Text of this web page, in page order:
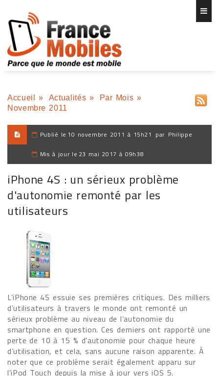
Accueil » Actualités » Par Mois »
Novembre 2011
Publié le 10 novembre 2011 à 15h21 par Philippe
Mis à jour le 23 mai 2017 à 09h38
iPhone 4S : un sérieux problème
d'autonomie remonté par les
utilisateurs
L’iPhone 4S essuie ses premières critiques. Des milliers
d’utilisateurs à travers le monde ont remonté un
sérieux problème au niveau de l’autonomie du
smartphone en question. Ces derniers ont rapporté une
perte de 10 à 15 % d'autonomie pour chaque heure
d’utilisation, et cela, sans aucune raison apparente. À
noter que ce problème serait également apparu sur
l’iPod Touch depuis la mise à jour vers iOS 5.